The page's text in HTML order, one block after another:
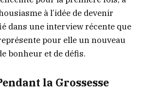
à l’idée de devenir
dans une interview récente que
pour elle un nouveau
bonheur et de défis.
la Grossesse